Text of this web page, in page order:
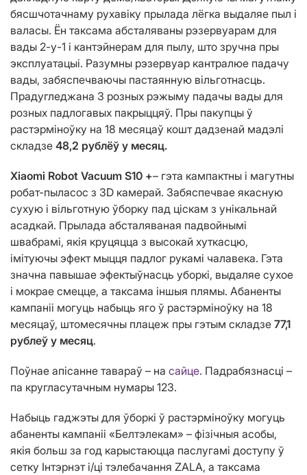
бясшчотачнаму рухавіку прылада лёгка выдаляе пыл і
валасы. Ён таксама абсталяваны рэзервуарам для
вады 2-у-1 і кантэйнерам для пылу, што зручна пры
эксплуатацыі. Разумны рэзервуар кантралюе падачу
вады, забяспечваючы пастаянную вільготнасць.
Прадугледжана 3 розных рэжыму падачы вады для
розных падлогавых пакрыццяў. Пры пакупцы ў
растэрміноўку на 18 месяцаў кошт дадзенай мадэлі
складзе 48,2 рублёў у месяц.
Xiaomi Robot Vacuum S10 +– гэта кампактны і магутны
робат-пыласос з 3D камерай. Забяспечвае якасную
сухую і вільготную ўборку пад ціскам з унікальнай
асадкай. Прылада абсталяваная падвойнымі
швабрамі, якія круцяцца з высокай хуткасцю,
імітуючы эфект мыцця падлог рукамі чалавека. Гэта
значна павышае эфектыўнасць уборкі, выдаляе сухое
і мокрае смецце, а таксама іншыя плямы. Абаненты
кампаніі могуць набыць яго ў растэрміноўку на 18
месяцаў, штомесячны плацеж пры гэтым складзе 77,1
рублеў у месяц.
Поўнае апісанне тавараў – на сайце. Падрабязнасці –
па кругласутачным нумары 123.
Набыць гаджэты для ўборкі ў растэрміноўку могуць
абаненты кампаніі «Белтэлекам» – фізічныя асобы,
якія больш за год карыстаюцца паслугамі доступу ў
сетку Інтэрнэт і/ці тэлебачання ZALA, а таксама